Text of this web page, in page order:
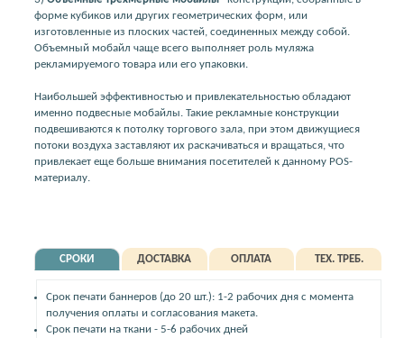
форме кубиков или других геометрических форм, или
изготовленные из плоских частей, соединенных между собой.
Объемный мобайл чаще всего выполняет роль муляжа
рекламируемого товара или его упаковки.
Наибольшей эффективностью и привлекательностью обладают
именно подвесные мобайлы. Такие рекламные конструкции
подвешиваются к потолку торгового зала, при этом движущиеся
потоки воздуха заставляют их раскачиваться и вращаться, что
привлекает еще больше внимания посетителей к данному POS-
материалу.
СРОКИ ДОСТАВКА ОПЛАТА ТЕХ. ТРЕБ.
Срок печати баннеров (до 20 шт.): 1-2 рабочих дня с момента
получения оплаты и согласования макета.
Срок печати на ткани - 5-6 рабочих дней